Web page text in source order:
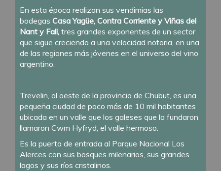
En esta época realizan sus vendimias las
bodegas Casa Yagüe, Contra Corriente y Viñas del
Nant y Fall, tres grandes exponentes de un sector
que sigue creciendo a una velocidad notoria, en una
de las regiones más jóvenes en el universo del vino
argentino.
Trevelin, al oeste de la provincia de Chubut, es una
pequeña ciudad de poco más de 10 mil habitantes
ubicada en un valle que los galeses que la fundaron
llamaron Cwm Hyfryd, el valle hermoso.
Es la puerta de entrada al Parque Nacional Los
Alerces con sus bosques milenarios, sus grandes
lagos y sus ríos cristalinos.